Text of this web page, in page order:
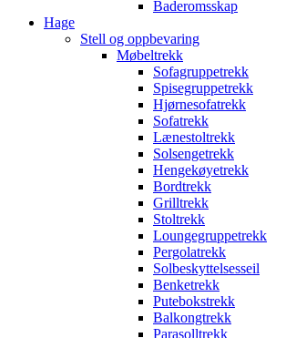
Baderomsskap
Hage
Stell og oppbevaring
Møbeltrekk
Sofagruppetrekk
Spisegruppetrekk
Hjørnesofatrekk
Sofatrekk
Lænestoltrekk
Solsengetrekk
Hengekøyetrekk
Bordtrekk
Grilltrekk
Stoltrekk
Loungegruppetrekk
Pergolatrekk
Solbeskyttelsesseil
Benketrekk
Putebokstrekk
Balkongtrekk
Parasolltrekk